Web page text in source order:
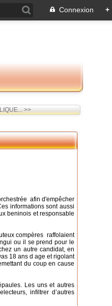
Connexion +
>>
afin d'empêcher
informations sont aussi
beninois et responsable
compères raffolaient
ou il se prend pour le
un autre candidat, en
18 ans d age et rigolant
du coup en cause
Les uns et autres
infiltrer d’autres